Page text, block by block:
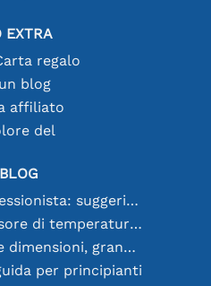
EXTRA
regalo
blog
affiliato
del
Saldare come un professionista: suggerimenti per connessioni elettroniche perfette
Scegliere il giusto sensore di temperatura [youtube]
Batterie 18650: piccole dimensioni, grandi prestazioni
per principianti